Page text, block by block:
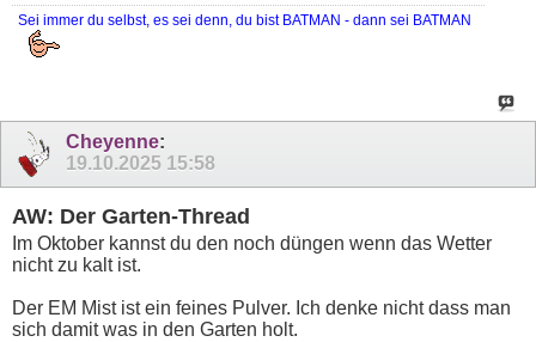
Sei immer du selbst, es sei denn, du bist BATMAN - dann sei BATMAN
Cheyenne:
19.10.2025 15:58
AW: Der Garten-Thread
Im Oktober kannst du den noch düngen wenn das Wetter
nicht zu kalt ist.
Der EM Mist ist ein feines Pulver. Ich denke nicht dass man
sich damit was in den Garten holt.